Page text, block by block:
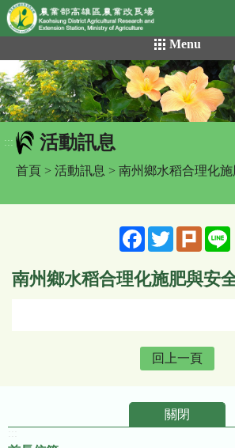
網頁置頂
到
主
要
內
容
區
Menu
::: 活動訊息
首頁 > 活動訊息 > 南州鄉水稻合理化
FacebookTwitterPlurk
南州鄉水稻合理化施肥與安
回上一頁
關閉